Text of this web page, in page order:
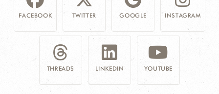
FACEBOOK TWITTER GOOGLE INSTAGRAM
THREADS LINKEDIN YOUTUBE